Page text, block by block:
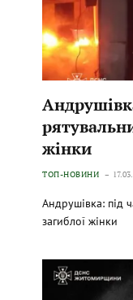
жінки
ТОП-НОВИНИ
Андрушівка: під
загиблої жінки